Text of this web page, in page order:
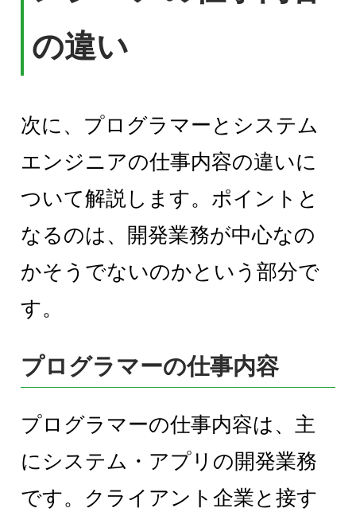
の違い
次に、プログラマーとシステム
エンジニアの仕事内容の違いに
ついて解説します。ポイントと
なるのは、開発業務が中心なの
かそうでないのかという部分で
す。
プログラマーの仕事内容
プログラマーの仕事内容は、主
にシステム・アプリの開発業務
です。クライアント企業と接す